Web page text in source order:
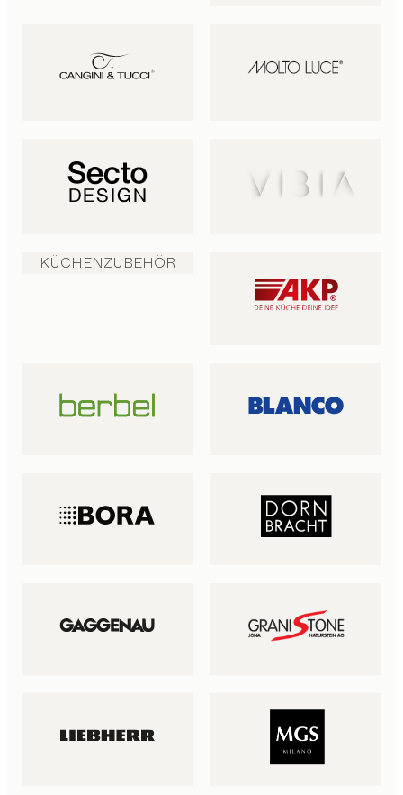
KÜCHENZUBEHÖR